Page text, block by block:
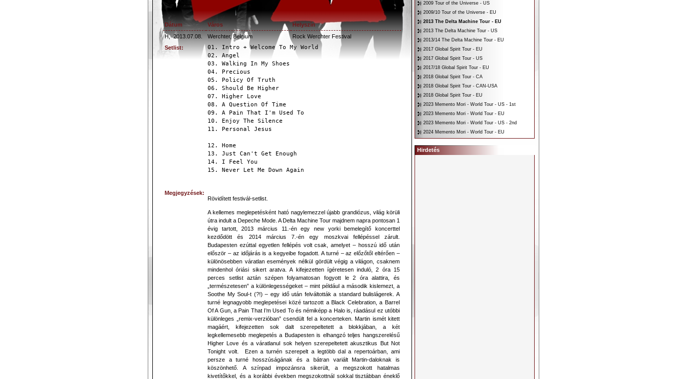
Dátum Város
Helyszín
H, 2013.07.08. Werchter, Belgium
Rock Werchter Festival
Setlist:
01. Intro + Welcome To My World
02. Angel
03. Walking In My Shoes
04. Precious
05. Policy Of Truth
06. Should Be Higher
07. Higher Love
08. A Question Of Time
09. A Pain That I'm Used To
10. Enjoy The Silence
11. Personal Jesus
12. Home
13. Just Can't Get Enough
14. I Feel You
15. Never Let Me Down Again
Megjegyzések:
Rövidített festivál-setlist.
A kellemes meglepetésként ható nagylemezzel újabb grandiózus, világ körüli
útra indult a Depeche Mode. A Delta Machine Tour majdnem napra pontosan 1
évig tartott, 2013 március 11.-én egy new yorki bemelegítő koncerttel
kezdődött és 2014 március 7.-én egy moszkvai fellépéssel zárult.
Budapesten ezúttal egyetlen fellépés volt csak, amelyet – hosszú idő után
először – az időjárás is a kegyeibe fogadott. A turné – az előzőtől eltérően –
különösebben váratlan események nélkül gördült végig a világon, csaknem
mindenhol óriási sikert aratva. A kifejezetten ígéretesen induló, 2 óra 15
perces setlist aztán szépen folyamatosan fogyott le 2 óra alattira, és
„természetesen” a különlegességeket – mint például a második kislemezt, a
Soothe My Soul-t (?!) – egy idő után felváltották a standard bulislágerek. A
turné legnagyobb meglepetései közé tartozott a Black Celebration, a Barrel
Of A Gun, a Pain That I’m Used To és némiképp a Halo is, ráadásul ez utóbbi
különleges „remix-verzióban” csendült fel a koncerteken. Martin ismét kitett
magáért, kifejezetten sok dalt szerepeltetett a blokkjában, a két
legkellemesebb meglepetés a Budapesten is elhangzó teljes hangszerelésű
Higher Love és a váratlanul sok helyen szerepeltetett akusztikus But Not
Tonight volt. Ezen a turnén szerepelt a legtöbb dal a repertoárban, ami
persze a turné hosszúságának és a bátran variált Martin-daloknak is
köszönhető. A színpad impozánsra sikerült, a megszokott hatalmas
kivetítőkkel, és a korábbi években megszokottnál sokkal tisztábban éneklő
2009 Tour of the Universe - US
2009/10 Tour of the Universe - EU
2013 The Delta Machine Tour - EU
2013 The Delta Machine Tour - US
2013/14 The Delta Machine Tour - EU
2017 Global Spirit Tour - EU
2017 Global Spirit Tour - US
2017/18 Global Spirit Tour - EU
2018 Global Spirit Tour - CA
2018 Global Spirit Tour - CAN-USA
2018 Global Spirit Tour - EU
2023 Memento Mori - World Tour - US - 1st
2023 Memento Mori - World Tour - EU
2023 Memento Mori - World Tour - US - 2nd
2024 Memento Mori - World Tour - EU
Hirdetés